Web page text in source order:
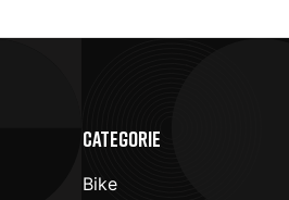
Categorie
Bike